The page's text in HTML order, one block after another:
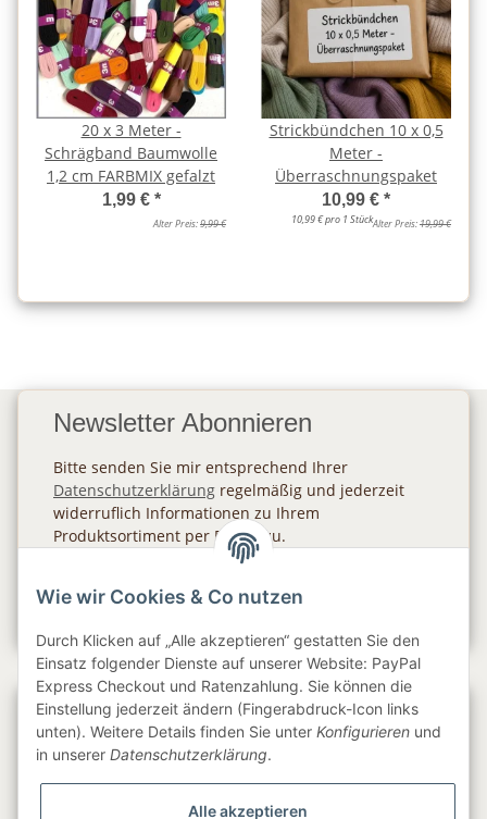
20 x 3 Meter -
Schrägband Baumwolle
1,2 cm FARBMIX gefalzt
1,99 € *
Alter Preis:9,99 €
Strickbündchen 10 x 0,5
Meter -
Überraschnungspaket
10,99 € *
10,99 € pro 1 StückAlter Preis:19,99 €
Newsletter Abonnieren
Bitte senden Sie mir entsprechend Ihrer
Datenschutzerklärung regelmäßig und jederzeit
widerruflich Informationen zu Ihrem
Produktsortiment per E-Mail zu.
Gesetzliche Informationen
Wie wir Cookies & Co nutzen
Durch Klicken auf „Alle akzeptieren“ gestatten Sie den
Einsatz folgender Dienste auf unserer Website: PayPal
Express Checkout und Ratenzahlung. Sie können die
Einstellung jederzeit ändern (Fingerabdruck-Icon links
unten). Weitere Details finden Sie unter Konfigurieren und
in unserer Datenschutzerklärung.
Alle akzeptieren